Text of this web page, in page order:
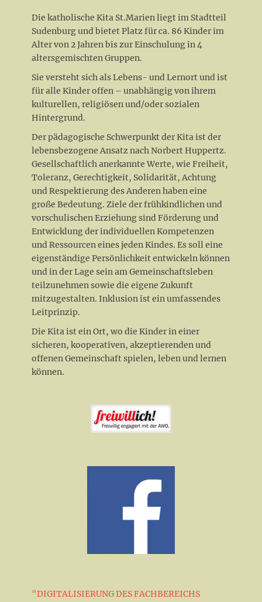
Die katholische Kita St.Marien liegt im Stadtteil
Sudenburg und bietet Platz für ca. 86 Kinder im
Alter von 2 Jahren bis zur Einschulung in 4
altersgemischten Gruppen.
Sie versteht sich als Lebens- und Lernort und ist
für alle Kinder offen – unabhängig von ihrem
kulturellen, religiösen und/oder sozialen
Hintergrund.
Der pädagogische Schwerpunkt der Kita ist der
lebensbezogene Ansatz nach Norbert Huppertz.
Gesellschaftlich anerkannte Werte, wie Freiheit,
Toleranz, Gerechtigkeit, Solidarität, Achtung
und Respektierung des Anderen haben eine
große Bedeutung. Ziele der frühkindlichen und
vorschulischen Erziehung sind Förderung und
Entwicklung der individuellen Kompetenzen
und Ressourcen eines jeden Kindes. Es soll eine
eigenständige Persönlichkeit entwickeln können
und in der Lage sein am Gemeinschaftsleben
teilzunehmen sowie die eigene Zukunft
mitzugestalten. Inklusion ist ein umfassendes
Leitprinzip.
Die Kita ist ein Ort, wo die Kinder in einer
sicheren, kooperativen, akzeptierenden und
offenen Gemeinschaft spielen, leben und lernen
können.
"DIGITALISIERUNG DES FACHBEREICHS